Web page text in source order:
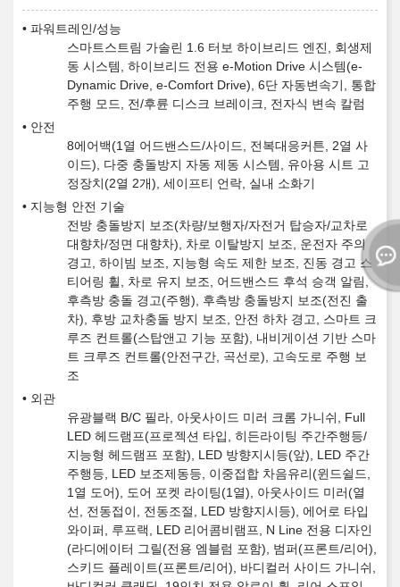
파워트레인/성능
스마트스트림 가솔린 1.6 터보 하이브리드 엔진, 회생제
동 시스템, 하이브리드 전용 e-Motion Drive 시스템(e-
Dynamic Drive, e-Comfort Drive), 6단 자동변속기, 통합
주행 모드, 전/후륜 디스크 브레이크, 전자식 변속 칼럼
안전
8에어백(1열 어드밴스드/사이드, 전복대응커튼, 2열 사
이드), 다중 충돌방지 자동 제동 시스템, 유아용 시트 고
정장치(2열 2개), 세이프티 언락, 실내 소화기
지능형 안전 기술
전방 충돌방지 보조(차량/보행자/자전거 탑승자/교차로
대향차/정면 대향차), 차로 이탈방지 보조, 운전자 주의
경고, 하이빔 보조, 지능형 속도 제한 보조, 진동 경고 스
티어링 휠, 차로 유지 보조, 어드밴스드 후석 승객 알림,
후측방 충돌 경고(주행), 후측방 충돌방지 보조(전진 출
차), 후방 교차충돌 방지 보조, 안전 하차 경고, 스마트 크
루즈 컨트롤(스탑앤고 기능 포함), 내비게이션 기반 스마
트 크루즈 컨트롤(안전구간, 곡선로), 고속도로 주행 보
조
외관
유광블랙 B/C 필라, 아웃사이드 미러 크롬 가니쉬, Full
LED 헤드램프(프로젝션 타입, 히든라이팅 주간주행등/
지능형 헤드램프 포함), LED 방향지시등(앞), LED 주간
주행등, LED 보조제동등, 이중접합 차음유리(윈드쉴드,
1열 도어), 도어 포켓 라이팅(1열), 아웃사이드 미러(열
선, 전동접이, 전동조절, LED 방향지시등), 에어로 타입
와이퍼, 루프랙, LED 리어콤비램프, N Line 전용 디자인
(라디에이터 그릴(전용 엠블럼 포함), 범퍼(프론트/리어),
스키드 플레이트(프론트/리어), 바디컬러 사이드 가니쉬,